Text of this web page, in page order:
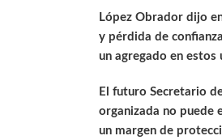
López Obrador dijo
y pérdida de
un agregado en
El futuro Secretario
organizada no puede
un margen de